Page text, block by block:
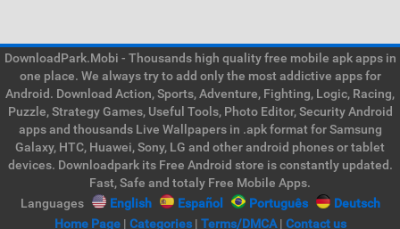
DownloadPark.Mobi - Thousands high quality free mobile apk apps in
one place. We always try to add only the most addictive apps for
Android. Download Action, Sports, Adventure, Fighting, Logic, Racing,
Puzzle, Strategy Games, Useful Tools, Photo Editor, Security Android
apps and thousands Live Wallpapers in .apk format for Samsung
Galaxy, HTC, Huawei, Sony, LG and other android phones or tablet
devices. Downloadpark its Free Android store is constantly updated.
Fast, Safe and totaly Free Mobile Apps.
Languages
English Español Português
Deutsch
Home Page| Categories| Terms/DMCA| Contact us